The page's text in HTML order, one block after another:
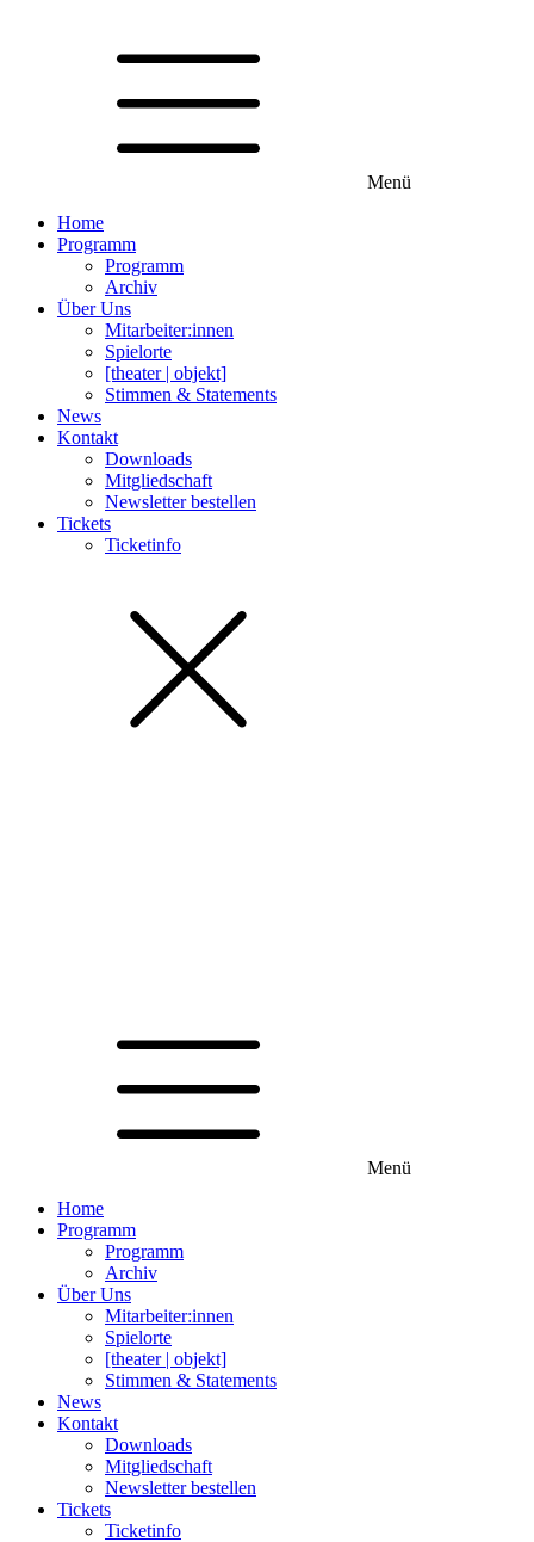
Menü
Home
Programm
Programm
Archiv
Über Uns
Mitarbeiter:innen
Spielorte
[theater | objekt]
Stimmen & Statements
News
Kontakt
Downloads
Mitgliedschaft
Newsletter bestellen
Tickets
Ticketinfo
Menü
Home
Programm
Programm
Archiv
Über Uns
Mitarbeiter:innen
Spielorte
[theater | objekt]
Stimmen & Statements
News
Kontakt
Downloads
Mitgliedschaft
Newsletter bestellen
Tickets
Ticketinfo